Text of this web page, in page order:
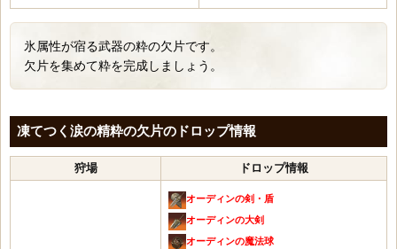
氷属性が宿る武器の粋の欠片です。
欠片を集めて粋を完成しましょう。
凍てつく涙の精粋の欠片のドロップ情報
狩場 ドロップ情報
オーディンの剣・盾
オーディンの大剣
オーディンの魔法球